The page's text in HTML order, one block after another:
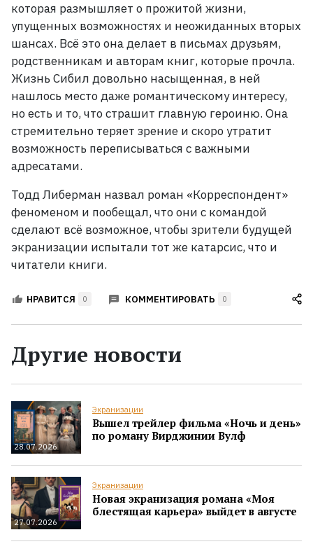
которая размышляет о прожитой жизни,
упущенных возможностях и неожиданных вторых
шансах. Всё это она делает в письмах друзьям,
родственникам и авторам книг, которые прочла.
Жизнь Сибил довольно насыщенная, в ней
нашлось место даже романтическому интересу,
но есть и то, что страшит главную героиню. Она
стремительно теряет зрение и скоро утратит
возможность переписываться с важными
адресатами.
Тодд Либерман назвал роман «Корреспондент»
феноменом и пообещал, что они с командой
сделают всё возможное, чтобы зрители будущей
экранизации испытали тот же катарсис, что и
читатели книги.
НРАВИТСЯ 0 КОММЕНТИРОВАТЬ 0
Другие новости
28.07.2026
Экранизации
Вышел трейлер фильма «Ночь и день»
по роману Вирджинии Вулф
27.07.2026
Экранизации
Новая экранизация романа «Моя
блестящая карьера» выйдет в августе